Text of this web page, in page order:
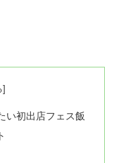
い初出店フェス飯